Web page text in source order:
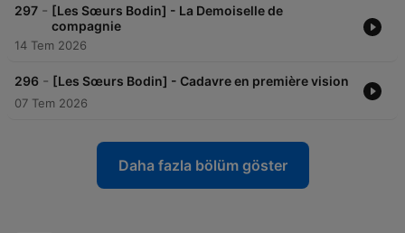
297 - [Les Sœurs Bodin] - La Demoiselle de
compagnie
14 Tem 2026
296 - [Les Sœurs Bodin] - Cadavre en première vision
07 Tem 2026
Daha fazla bölüm göster